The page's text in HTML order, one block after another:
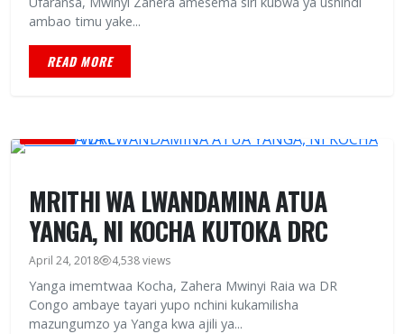
ambao timu yake...
READ MORE
MRITHI WA LWANDAMINA ATUA
YANGA, NI KOCHA KUTOKA DRC
April 24, 2018 4,538 views
Yanga imemtwaa Kocha, Zahera Mwinyi Raia wa DR
Congo ambaye tayari yupo nchini kukamilisha
mazungumzo ya Yanga kwa ajili ya...